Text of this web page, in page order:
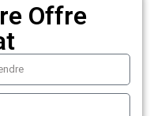
Offre